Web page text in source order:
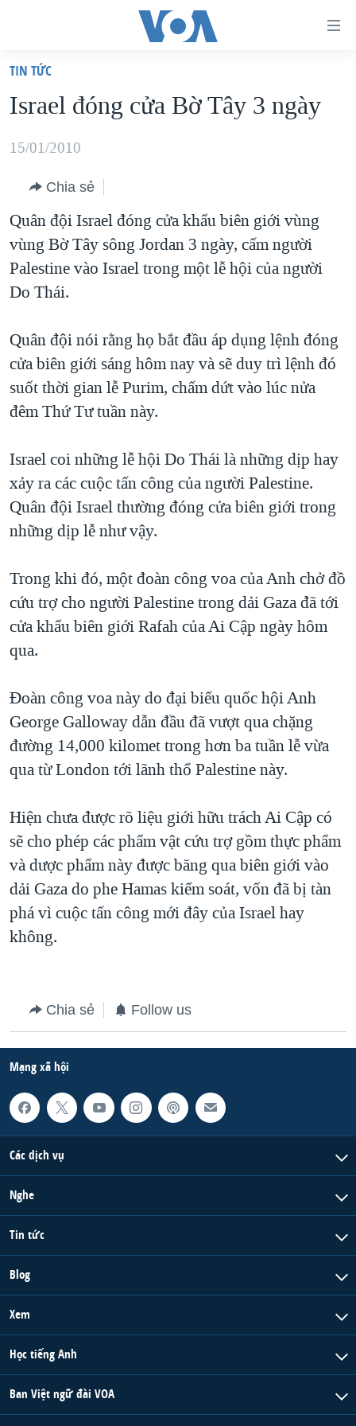
truy
cập
Tới
dung
chính
Tới
điều
hướng
Đi
tới
"Tìm"
VIỆT NAM
HOA KỲ
BLOG
DIỄN ĐÀN
MỤC
VẠCH TRẦN TIN GIẢ
NGƯỜI VIỆT HẢI NGOẠI
KHOA HỌC
SỨC KHOẺ
VĂN HOÁ
GIÁO DỤC
CHIẾN TRANH THƯƠNG MẠI CỦA MỸ: QUÁ KHỨ VÀ HIỆN
TẠI
HÀNH TRÌNH BẦU CỬ 2024
MỘT NĂM CHIẾN TRANH TẠI DẢI GAZA
NGÀY TỊ NẠN THẾ GIỚI
TRỊNH VĨNH BÌNH - NGƯỜI HẠ 'BÊN THẮNG CUỘC'
GROUND ZERO – XƯA VÀ NAY
CÁC GIÁ TRỊ CỘNG HÒA Ở VIỆT NAM
THƯỢNG ĐỈNH TRUMP-KIM TẠI VIỆT NAM
TRỊNH VĨNH BÌNH VS. CHÍNH PHỦ VIỆT NAM
BÊN KIA QUỐC LỘ: TIẾNG VỌNG TỪ NÔNG THÔN MỸ
QUAN HỆ VIỆT MỸ
HỌC TIẾNG ANH
VIDEO
NGHE
Ngôn ngữ khác
TIN TỨC
Israel đóng cửa Bờ Tây 3 ngày
15/01/2010
Chia sẻ
Quân đội Israel đóng cửa khẩu biên giới vùng
vùng Bờ Tây sông Jordan 3 ngày, cấm người
Palestine vào Israel trong một lễ hội của người
Do Thái.
Quân đội nói rằng họ bắt đầu áp dụng lệnh đóng
cửa biên giới sáng hôm nay và sẽ duy trì lệnh đó
suốt thời gian lễ Purim, chấm dứt vào lúc nửa
đêm Thứ Tư tuần này.
Israel coi những lễ hội Do Thái là những dịp hay
xảy ra các cuộc tấn công của người Palestine.
Quân đội Israel thường đóng cửa biên giới trong
những dịp lễ như vậy.
Trong khi đó, một đoàn công voa của Anh chở đồ
cứu trợ cho người Palestine trong dải Gaza đã tới
cửa khẩu biên giới Rafah của Ai Cập ngày hôm
qua.
Đoàn công voa này do đại biểu quốc hội Anh
George Galloway dẫn đầu đã vượt qua chặng
đường 14,000 kilomet trong hơn ba tuần lễ vừa
qua từ London tới lãnh thổ Palestine này.
Hiện chưa được rõ liệu giới hữu trách Ai Cập có
sẽ cho phép các phẩm vật cứu trợ gồm thực phẩm
và dược phẩm này được băng qua biên giới vào
dải Gaza do phe Hamas kiểm soát, vốn đã bị tàn
phá vì cuộc tấn công mới đây của Israel hay
không.
Chia sẻ Follow us
Mạng xã hội
Các dịch vụ
Nghe
Tin tức
Blog
Xem
Học tiếng Anh
Ban Việt ngữ đài VOA